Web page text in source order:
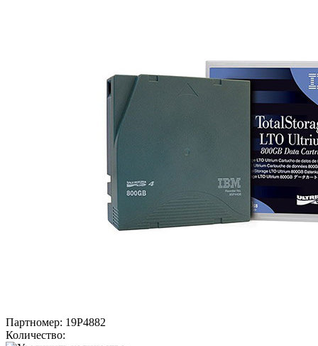
Партномер: 19P4882
Количество: